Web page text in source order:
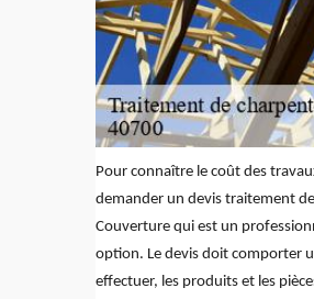
Pour connaître le coût des
demander un devis traitement
Couverture qui est un
option. Le devis doit comporter
effectuer, les produits et les